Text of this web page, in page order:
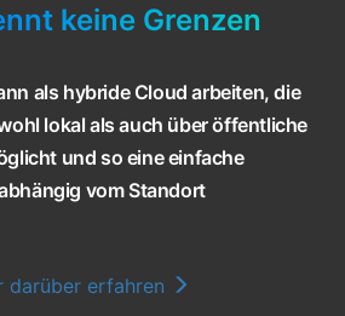
keine Grenzen
als hybride Cloud arbeiten, die
lokal als auch über öffentliche
und so eine einfache
vom Standort
darüber erfahren